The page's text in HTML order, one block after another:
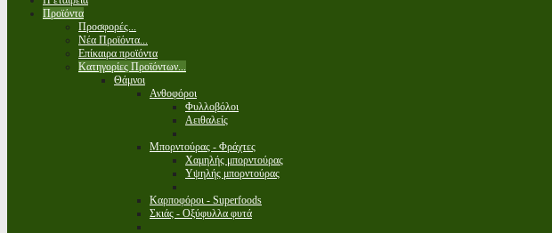
Προϊόντα
Προσφορές...
Νέα Προϊόντα...
Επίκαιρα προϊόντα
Κατηγορίες Προϊόντων...
Θάμνοι
Ανθοφόροι
Φυλλοβόλοι
Αειθαλείς
Μπορντούρας - Φράχτες
Χαμηλής μπορντούρας
Υψηλής μπορντούρας
Καρποφόροι - Superfoods
Σκιάς - Οξύφυλλα φυτά